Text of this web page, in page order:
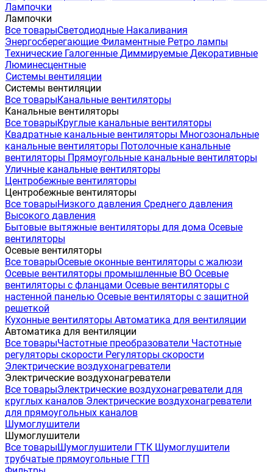
Лампочки
Лампочки
Все товарыСветодиодные Накаливания
Энергосберегающие Филаментные Ретро лампы
Технические Галогенные Диммируемые Декоративные
Люминесцентные
Системы вентиляции
Системы вентиляции
Все товарыКанальные вентиляторы
Канальные вентиляторы
Все товарыКруглые канальные вентиляторы
Квадратные канальные вентиляторы Многозональные
канальные вентиляторы Потолочные канальные
вентиляторы Прямоугольные канальные вентиляторы
Уличные канальные вентиляторы
Центробежные вентиляторы
Центробежные вентиляторы
Все товарыНизкого давления Среднего давления
Высокого давления
Бытовые вытяжные вентиляторы для дома Осевые
вентиляторы
Осевые вентиляторы
Все товарыОсевые оконные вентиляторы с жалюзи
Осевые вентиляторы промышленные ВО Осевые
вентиляторы с фланцами Осевые вентиляторы с
настенной панелью Осевые вентиляторы с защитной
решеткой
Кухонные вентиляторы Автоматика для вентиляции
Автоматика для вентиляции
Все товарыЧастотные преобразователи Частотные
регуляторы скорости Регуляторы скорости
Электрические воздухонагреватели
Электрические воздухонагреватели
Все товарыЭлектрические воздухонагреватели для
круглых каналов Электрические воздухонагреватели
для прямоугольных каналов
Шумоглушители
Шумоглушители
Все товарыШумоглушители ГТК Шумоглушители
трубчатые прямоугольные ГТП